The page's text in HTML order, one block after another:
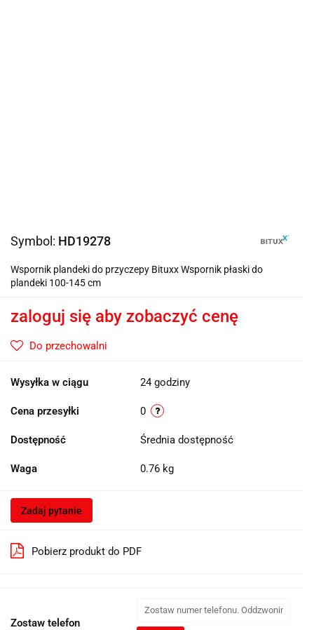
Symbol: HD19278
Wspornik plandeki do przyczepy Bituxx Wspornik płaski do
plandeki 100-145 cm
zaloguj się aby zobaczyć cenę
Do przechowalni
Wysyłka w ciągu 24 godziny
Cena przesyłki 0
Dostępność Średnia dostępność
Waga 0.76 kg
Zadaj pytanie
Pobierz produkt do PDF
Zostaw telefon